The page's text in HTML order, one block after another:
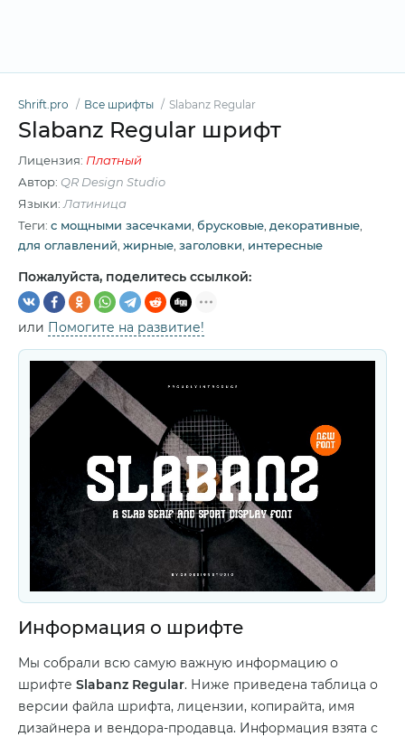
Shrift.pro Все шрифты Slabanz Regular
Slabanz Regular шрифт
Лицензия: Платный
Автор: QR Design Studio
Языки: Латиница
Теги: c мощными засечками брусковые декоративные
для оглавлений жирные заголовки интересные
Пожалуйста, поделитесь ссылкой:
или Помогите на развитие!
Информация о шрифте
Мы собрали всю самую важную информацию о
шрифте Slabanz Regular. Ниже приведена таблица о
версии файла шрифта, лицензии, копирайта, имя
дизайнера и вендора-продавца. Информация взята с